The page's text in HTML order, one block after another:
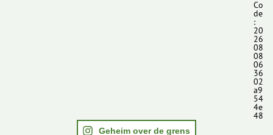
Co
de
:
20
26
08
08
06
36
02
a9
54
4e
48
Geheim over de grens